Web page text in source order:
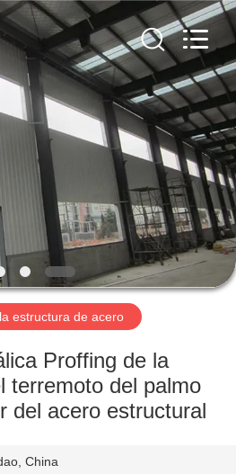
estructura de acero
Proffing de la
terremoto del palmo
del acero estructural
China